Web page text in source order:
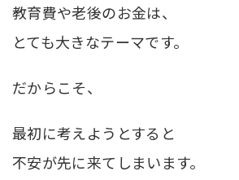
教育費や老後のお金は、
とても大きなテーマです。
だからこそ、
最初に考えようとすると
不安が先に来てしまいます。